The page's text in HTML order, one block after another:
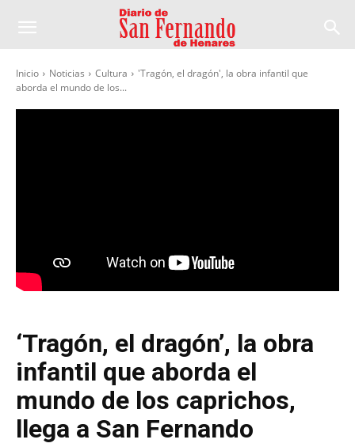
Inicio Noticias Cultura
'Tragón, el dragón', la obra infantil que
aborda el mundo de los...
‘Tragón, el dragón’, la obra
infantil que aborda el
mundo de los caprichos,
llega a San Fernando